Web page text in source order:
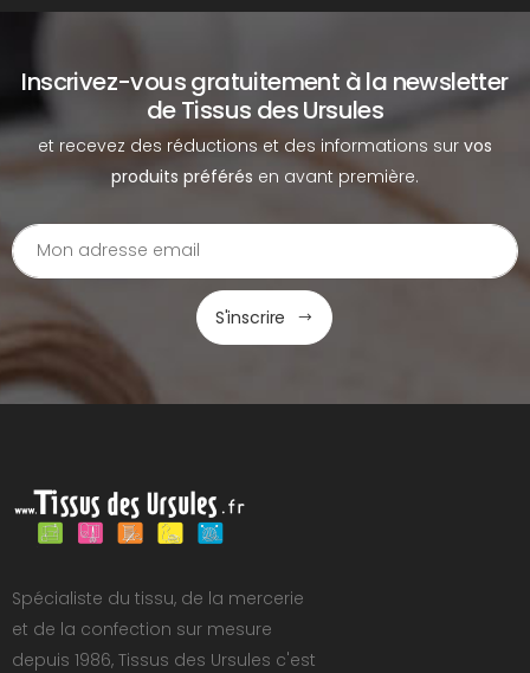
Inscrivez-vous gratuitement à la newsletter
de Tissus des Ursules
et recevez des réductions et des informations sur vos
produits préférés en avant première.
S'inscrire
Spécialiste du tissu, de la mercerie
et de la confection sur mesure
depuis 1986, Tissus des Ursules c'est